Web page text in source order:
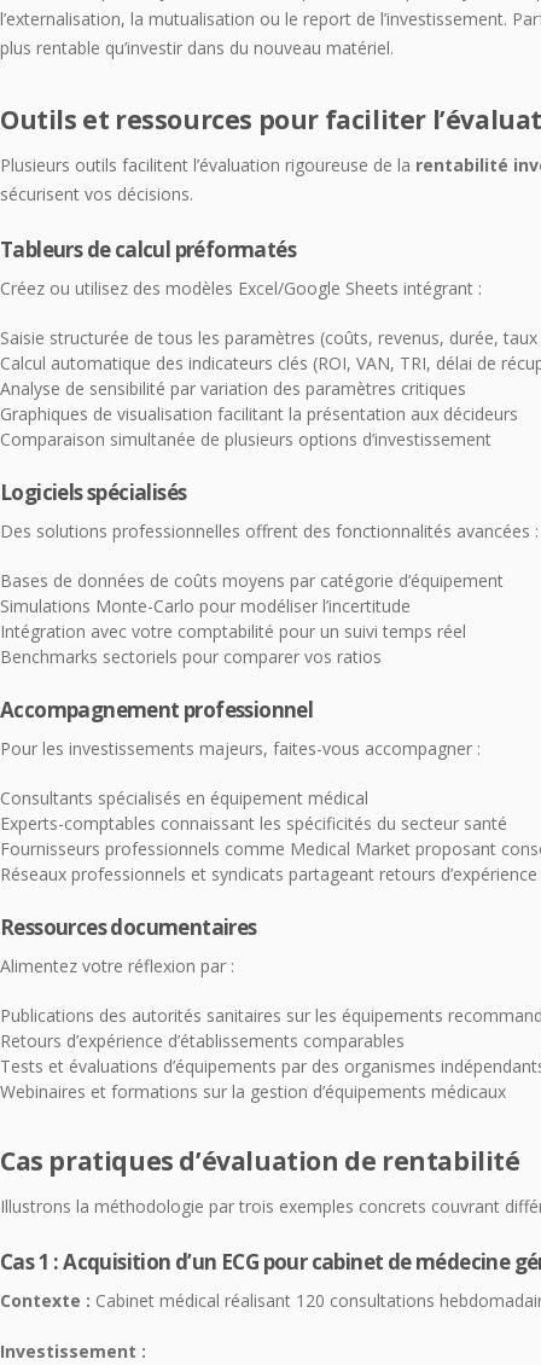
l’externalisation, la mutualisation ou le report de l’investissement.
plus rentable qu’investir dans du nouveau matériel.
Outils et ressources pour faciliter
Plusieurs outils facilitent l’évaluation rigoureuse de la rentabilité
sécurisent vos décisions.
Tableurs de calcul préformatés
Créez ou utilisez des modèles Excel/Google Sheets intégrant :
Saisie structurée de tous les paramètres (coûts, revenus, durée, taux
Calcul automatique des indicateurs clés (ROI, VAN, TRI, délai de
Analyse de sensibilité par variation des paramètres critiques
Graphiques de visualisation facilitant la présentation aux décideurs
Comparaison simultanée de plusieurs options d’investissement
Logiciels spécialisés
Des solutions professionnelles offrent des fonctionnalités avancées :
Bases de données de coûts moyens par catégorie d’équipement
Simulations Monte-Carlo pour modéliser l’incertitude
Intégration avec votre comptabilité pour un suivi temps réel
Benchmarks sectoriels pour comparer vos ratios
Accompagnement professionnel
Pour les investissements majeurs, faites-vous accompagner :
Consultants spécialisés en équipement médical
Experts-comptables connaissant les spécificités du secteur santé
Fournisseurs professionnels comme Medical Market proposant
Réseaux professionnels et syndicats partageant retours d’expérience
Ressources documentaires
Alimentez votre réflexion par :
Publications des autorités sanitaires sur les équipements
Retours d’expérience d’établissements comparables
Tests et évaluations d’équipements par des organismes
Webinaires et formations sur la gestion d’équipements médicaux
Cas pratiques d’évaluation de rentabilité
Illustrons la méthodologie par trois exemples concrets couvrant
Cas 1 : Acquisition d’un ECG pour cabinet de médecine
Contexte : Cabinet médical réalisant 120 consultations
Investissement :